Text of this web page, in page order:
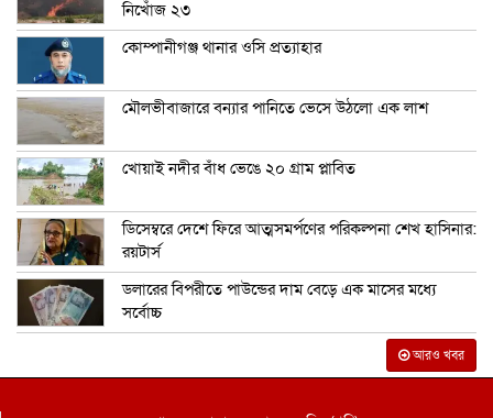
নিখোঁজ ২৩
কোম্পানীগঞ্জ থানার ওসি প্রত্যাহার
মৌলভীবাজারে বন্যার পানিতে ভেসে উঠলো এক লাশ
খোয়াই নদীর বাঁধ ভেঙে ২০ গ্রাম প্লাবিত
ডিসেম্বরে দেশে ফিরে আত্মসমর্পণের পরিকল্পনা শেখ হাসিনার:
রয়টার্স
ডলারের বিপরীতে পাউন্ডের দাম বেড়ে এক মাসের মধ্যে
সর্বোচ্চ
আরও খবর